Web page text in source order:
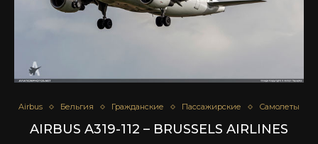
Airbus Бельгия Гражданские Пассажирские Самолеты
AIRBUS A319-112 – BRUSSELS AIRLINES